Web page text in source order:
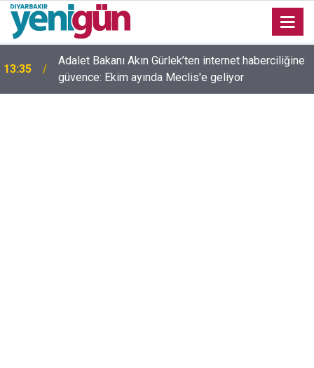
13:35
Adalet Bakanı Akın Gürlek’ten internet haberciliğine
güvence: Ekim ayında Meclis'e geliyor